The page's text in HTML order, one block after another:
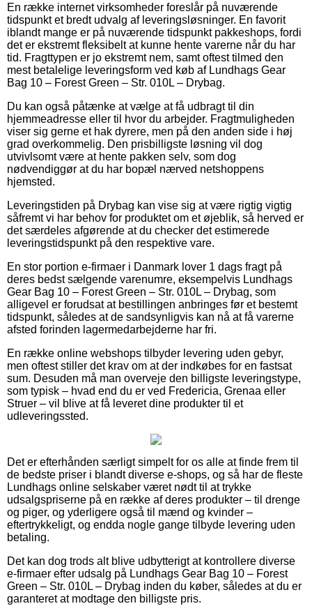
En række internet virksomheder foreslår på nuværende
tidspunkt et bredt udvalg af leveringsløsninger. En favorit
iblandt mange er på nuværende tidspunkt pakkeshops, fordi
det er ekstremt fleksibelt at kunne hente varerne når du har
tid. Fragttypen er jo ekstremt nem, samt oftest tilmed den
mest betalelige leveringsform ved køb af Lundhags Gear
Bag 10 – Forest Green – Str. 010L – Drybag.
Du kan også påtænke at vælge at få udbragt til din
hjemmeadresse eller til hvor du arbejder. Fragtmuligheden
viser sig gerne et hak dyrere, men på den anden side i høj
grad overkommelig. Den prisbilligste løsning vil dog
utvivlsomt være at hente pakken selv, som dog
nødvendiggør at du har bopæl nærved netshoppens
hjemsted.
Leveringstiden på Drybag kan vise sig at være rigtig vigtig
såfremt vi har behov for produktet om et øjeblik, så herved er
det særdeles afgørende at du checker det estimerede
leveringstidspunkt på den respektive vare.
En stor portion e-firmaer i Danmark lover 1 dags fragt på
deres bedst sælgende varenumre, eksempelvis Lundhags
Gear Bag 10 – Forest Green – Str. 010L – Drybag, som
alligevel er forudsat at bestillingen anbringes før et bestemt
tidspunkt, således at de sandsynligvis kan nå at få varerne
afsted forinden lagermedarbejderne har fri.
En række online webshops tilbyder levering uden gebyr,
men oftest stiller det krav om at der indkøbes for en fastsat
sum. Desuden må man overveje den billigste leveringstype,
som typisk – hvad end du er ved Fredericia, Grenaa eller
Struer – vil blive at få leveret dine produkter til et
udleveringssted.
Det er efterhånden særligt simpelt for os alle at finde frem til
de bedste priser i blandt diverse e-shops, og så har de fleste
Lundhags online selskaber været nødt til at trykke
udsalgspriserne på en række af deres produkter – til drenge
og piger, og yderligere også til mænd og kvinder –
eftertrykkeligt, og endda nogle gange tilbyde levering uden
betaling.
Det kan dog trods alt blive udbytterigt at kontrollere diverse
e-firmaer efter udsalg på Lundhags Gear Bag 10 – Forest
Green – Str. 010L – Drybag inden du køber, således at du er
garanteret at modtage den billigste pris.